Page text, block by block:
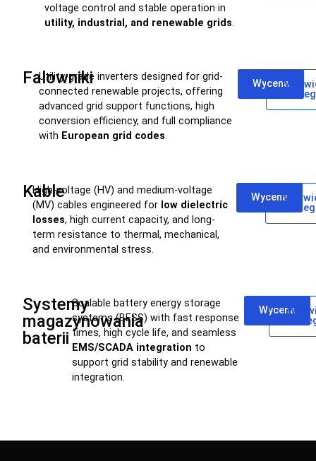
voltage control and stable operation in
utility, industrial, and renewable grids.
Falowniki
Utility-grade inverters designed for grid-
connected renewable projects, offering
advanced grid support functions, high
conversion efficiency, and full compliance
with European grid codes.
Wycena
Kable
High-voltage (HV) and medium-voltage
(MV) cables engineered for low dielectric
losses, high current capacity, and long-
term resistance to thermal, mechanical,
and environmental stress.
Wycena
Systemy
magazynowania
baterii
Scalable battery energy storage
systems (BESS) with fast response
times, high cycle life, and seamless
EMS/SCADA integration to
support grid stability and renewable
integration.
Wycena